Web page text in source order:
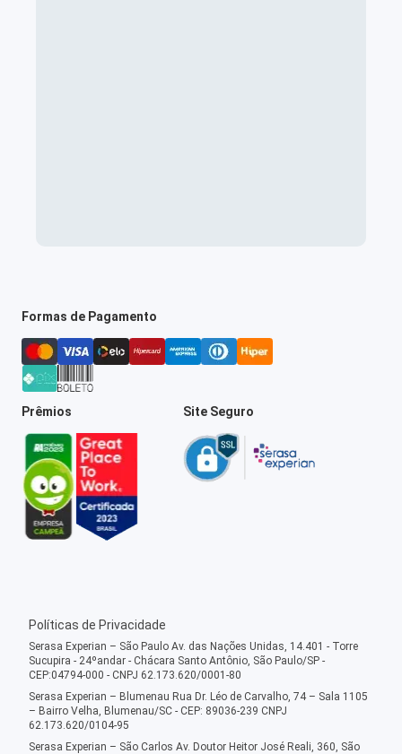
Formas de Pagamento
Prêmios Site Seguro
Políticas de Privacidade
Serasa Experian – São Paulo Av. das Nações Unidas, 14.401 - Torre
Sucupira - 24ºandar - Chácara Santo Antônio, São Paulo/SP -
CEP:04794-000 - CNPJ 62.173.620/0001-80
Serasa Experian – Blumenau Rua Dr. Léo de Carvalho, 74 – Sala 1105
– Bairro Velha, Blumenau/SC - CEP: 89036-239 CNPJ
62.173.620/0104-95
Serasa Experian – São Carlos Av. Doutor Heitor José Reali, 360, São